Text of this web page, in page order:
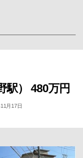
駅） 480万円
月17日